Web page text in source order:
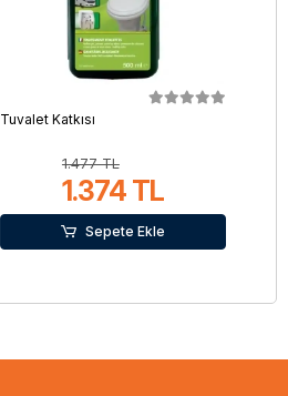
Tuvalet Katkısı
1.477 TL
1.374 TL
Sepete Ekle